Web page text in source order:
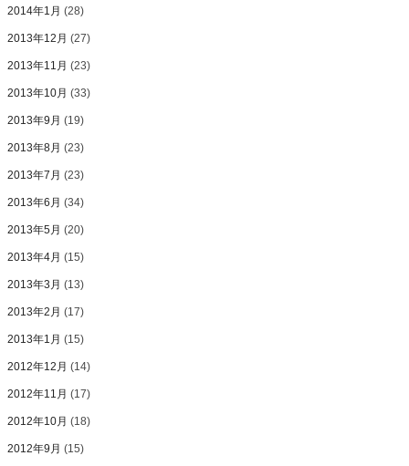
2014年1月 (28)
2013年12月 (27)
2013年11月 (23)
2013年10月 (33)
2013年9月 (19)
2013年8月 (23)
2013年7月 (23)
2013年6月 (34)
2013年5月 (20)
2013年4月 (15)
2013年3月 (13)
2013年2月 (17)
2013年1月 (15)
2012年12月 (14)
2012年11月 (17)
2012年10月 (18)
2012年9月 (15)